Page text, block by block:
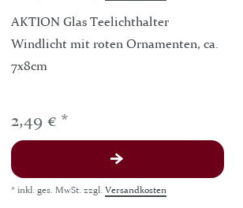
AKTION Glas Teelichthalter
Windlicht mit roten Ornamenten, ca.
7x8cm
2,49 € *
* inkl. ges. MwSt. zzgl. Versandkosten